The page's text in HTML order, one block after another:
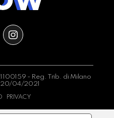
- Reg. Trib. di Milano
20/04/2021
PRIVACY